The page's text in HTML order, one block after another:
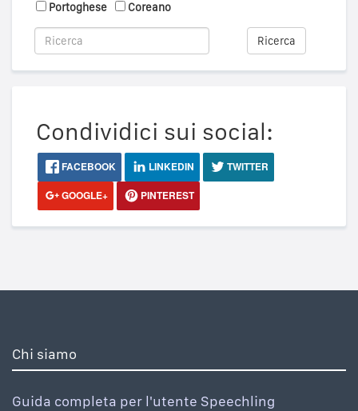
Portoghese
Coreano
Ricerca
Condividici sui social:
FACEBOOK LINKEDIN
TWITTER
GOOGLE+
PINTEREST
Chi siamo
Guida completa per l'utente Speechling